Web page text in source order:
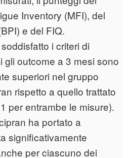
Inventory (MFI), del
e del FIQ.
i criteri di
gli outcome a 3 mesi sono
superiori nel gruppo
rispetto a quello trattato
per entrambe le misure).
ha portato a
significativamente
per ciascuno dei